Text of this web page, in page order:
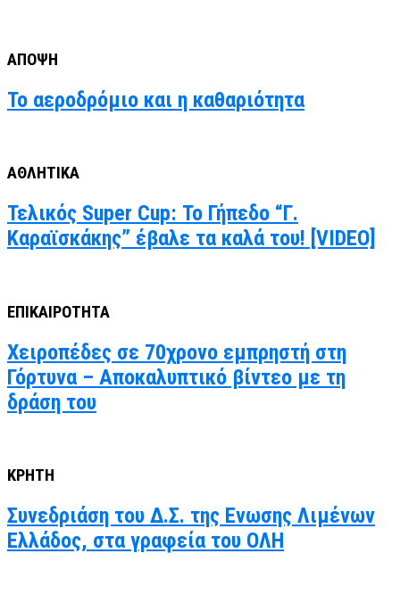
ΑΠΟΨΗ
Το αεροδρόμιο και η καθαριότητα
ΑΘΛΗΤΙΚΑ
Τελικός Super Cup: Το Γήπεδο “Γ.
Καραϊσκάκης” έβαλε τα καλά του! [VIDEO]
ΕΠΙΚΑΙΡΟΤΗΤΑ
Χειροπέδες σε 70χρονο εμπρηστή στη
Γόρτυνα – Αποκαλυπτικό βίντεο με τη
δράση του
ΚΡΗΤΗ
Συνεδριάση του Δ.Σ. της Ενωσης Λιμένων
Ελλάδος, στα γραφεία του ΟΛΗ